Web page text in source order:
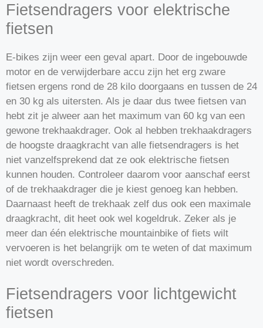
Fietsendragers voor elektrische
fietsen
E-bikes zijn weer een geval apart. Door de ingebouwde
motor en de verwijderbare accu zijn het erg zware
fietsen ergens rond de 28 kilo doorgaans en tussen de 24
en 30 kg als uitersten. Als je daar dus twee fietsen van
hebt zit je alweer aan het maximum van 60 kg van een
gewone trekhaakdrager. Ook al hebben trekhaakdragers
de hoogste draagkracht van alle fietsendragers is het
niet vanzelfsprekend dat ze ook elektrische fietsen
kunnen houden. Controleer daarom voor aanschaf eerst
of de trekhaakdrager die je kiest genoeg kan hebben.
Daarnaast heeft de trekhaak zelf dus ook een maximale
draagkracht, dit heet ook wel kogeldruk. Zeker als je
meer dan één elektrische mountainbike of fiets wilt
vervoeren is het belangrijk om te weten of dat maximum
niet wordt overschreden.
Fietsendragers voor lichtgewicht
fietsen